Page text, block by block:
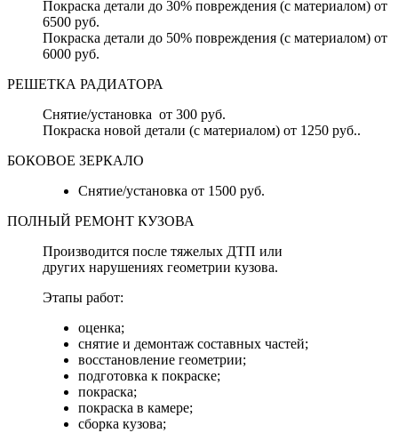
Покраска детали до 30% повреждения (с материалом) от
6500 руб.
Покраска детали до 50% повреждения (с материалом) от
6000 руб.
РЕШЕТКА РАДИАТОРА
Снятие/установка от 300 руб.
Покраска новой детали (с материалом) от 1250 руб..
БОКОВОЕ ЗЕРКАЛО
Снятие/установка от 1500 руб.
ПОЛНЫЙ РЕМОНТ КУЗОВА
Производится после тяжелых ДТП или
других нарушениях геометрии кузова.
Этапы работ:
оценка;
снятие и демонтаж составных частей;
восстановление геометрии;
подготовка к покраске;
покраска;
покраска в камере;
сборка кузова;